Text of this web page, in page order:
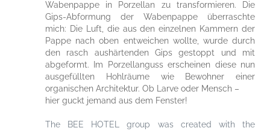
Wabenpappe in Porzellan zu transformieren. Die
Gips-Abformung der Wabenpappe überraschte
mich: Die Luft, die aus den einzelnen Kammern der
Pappe nach oben entweichen wollte, wurde durch
den rasch aushärtenden Gips gestoppt und mit
abgeformt. Im Porzellanguss erscheinen diese nun
ausgefüllten Hohlräume wie Bewohner einer
organischen Architektur. Ob Larve oder Mensch –
hier guckt jemand aus dem Fenster!
The BEE HOTEL group was created with the